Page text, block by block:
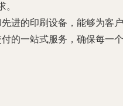
进的印刷设备，能够为客户
的一站式服务，确保每一个